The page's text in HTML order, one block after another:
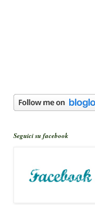
Seguici su facebook